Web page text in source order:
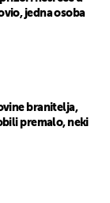
jedna osoba
branitelja,
premalo, neki